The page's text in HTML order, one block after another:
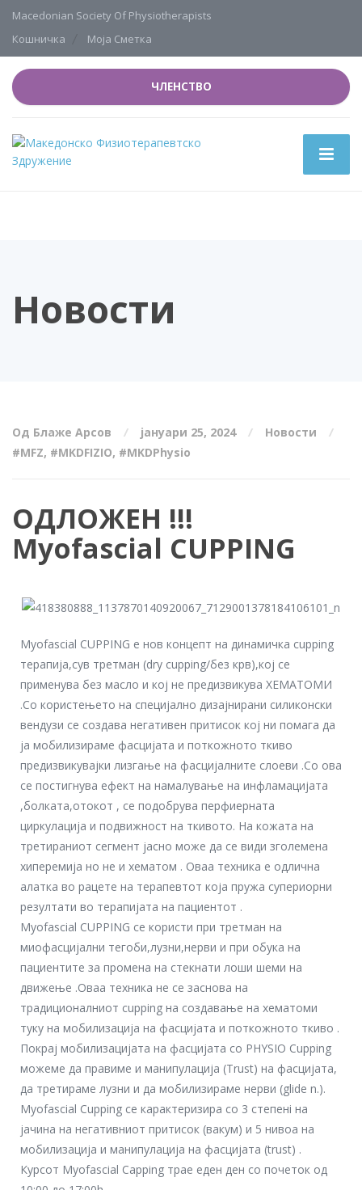
Macedonian Society Of Physiotherapists
Кошничка
Моја Сметка
ЧЛЕНСТВО
Новости
Од Блаже Арсов јануари 25, 2024
Новости
#MFZ, #MKDFIZIO, #MKDPhysio
ОДЛОЖЕН !!!
Myofascial CUPPING
Myofascial CUPPING е нов концепт на динамичка cupping
терапија,сув третман (dry cupping/без крв),кој се
применува без масло и кој не предизвикува ХЕМАТОМИ
.Со користењето на специјално дизајнирани силиконски
вендузи се создава негативен притисок кој ни помага да
ја мобилизираме фасцијата и поткожното ткиво
предизвикувајки лизгање на фасцијалните слоеви .Со ова
се постигнува ефект на намалување на инфламацијата
,болката,отокот , се подобрува перфиерната
циркулација и подвижност на ткивото. На кожата на
третираниот сегмент јасно може да се види зголемена
хиперемија но не и хематом . Оваа техника е одлична
алатка во рацете на терапевтот која пружа супериорни
резултати во терапијата на пациентот .
Myofascial CUPPING се користи при третман на
миофасцијални тегоби,лузни,нерви и при обука на
пациентите за промена на стекнати лоши шеми на
движење .Оваа техника не се заснова на
традиционалниот cupping на создавање на хематоми
туку на мобилизација на фасцијата и поткожното ткиво .
Покрај мобилизацијата на фасцијата со PHYSIO Cupping
можеме да правиме и манипулација (Trust) на фасцијата,
да третираме лузни и да мобилизираме нерви (glide n.).
Myofascial Cupping се карактеризира со 3 степeнi на
јачина на негативниот притисок (вакум) и 5 нивоа на
мобилизација и манипулација на фасцијата (trust) .
Курсот Myofascial Capping трае еден ден со почеток од